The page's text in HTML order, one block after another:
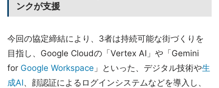
ンクが支援
今回の協定締結により、3者は持続可能な街づくりを
目指し、Google Cloudの「Vertex AI」や「Gemini
for Google Workspace 」といった、デジタル技術や生
成AI、顔認証によるログインシステムなどを導入し、